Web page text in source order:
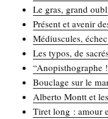
Le gras, grand
Pré­sent et ave­nir
Médius­cules,
Les typos, de
“Ano­pis­tho­graphe
Bou­clage sur le
Alber­to Montt et
Tiret long : amour